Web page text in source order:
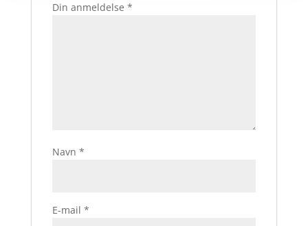
Din anmeldelse *
Navn *
E-mail *